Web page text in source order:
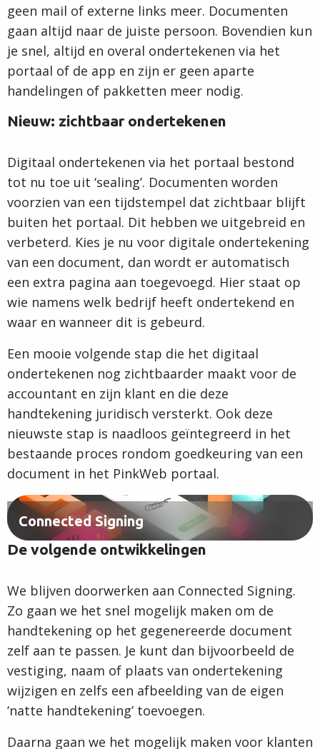
geen mail of externe links meer. Documenten
gaan altijd naar de juiste persoon. Bovendien kun
je snel, altijd en overal ondertekenen via het
portaal of de app en zijn er geen aparte
handelingen of pakketten meer nodig.
Nieuw: zichtbaar ondertekenen
Digitaal ondertekenen via het portaal bestond
tot nu toe uit ‘sealing’. Documenten worden
voorzien van een tijdstempel dat zichtbaar blijft
buiten het portaal. Dit hebben we uitgebreid en
verbeterd. Kies je nu voor digitale ondertekening
van een document, dan wordt er automatisch
een extra pagina aan toegevoegd. Hier staat op
wie namens welk bedrijf heeft ondertekend en
waar en wanneer dit is gebeurd.
Een mooie volgende stap die het digitaal
ondertekenen nog zichtbaarder maakt voor de
accountant en zijn klant en die deze
handtekening juridisch versterkt. Ook deze
nieuwste stap is naadloos geïntegreerd in het
bestaande proces rondom goedkeuring van een
document in het PinkWeb portaal.
Connected Signing
De volgende ontwikkelingen
We blijven doorwerken aan Connected Signing.
Zo gaan we het snel mogelijk maken om de
handtekening op het gegenereerde document
zelf aan te passen. Je kunt dan bijvoorbeeld de
vestiging, naam of plaats van ondertekening
wijzigen en zelfs een afbeelding van de eigen
‘natte handtekening’ toevoegen.
Daarna gaan we het mogelijk maken voor klanten